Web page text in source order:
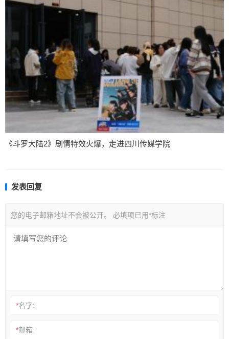
《斗罗大陆2》剧情特效火爆，走进四川传媒学院
发表回复
您的电子邮箱地址不会被公开。 必填项已用*标注
*名字:
*邮箱: